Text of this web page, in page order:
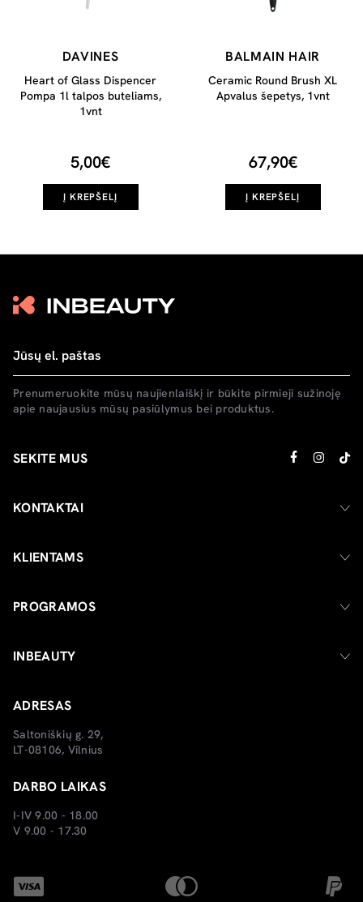
DAVINES
Heart of Glass Dispencer
Pompa 1l talpos buteliams,
1vnt
5,00€
Į KREPŠELĮ
BALMAIN HAIR
Ceramic Round Brush XL
Apvalus šepetys, 1vnt
67,90€
Į KREPŠELĮ
Prenumeruokite mūsų naujienlaiškį ir būkite pirmieji sužinoję
apie naujausius mūsų pasiūlymus bei produktus.
SEKITE MUS
KONTAKTAI
KLIENTAMS
PROGRAMOS
INBEAUTY
ADRESAS
Saltoniškių g. 29,
LT-08106, Vilnius
DARBO LAIKAS
I-IV 9.00 - 18.00
V 9.00 - 17.30